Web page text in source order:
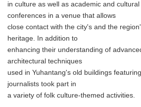
in culture as well as academic and
conferences in a venue that allows
close contact with the city's and the
heritage. In addition to
enhancing their understanding of
architectural techniques
used in Yuhantang's old buildings
journalists took part in
a variety of folk culture-themed activities.